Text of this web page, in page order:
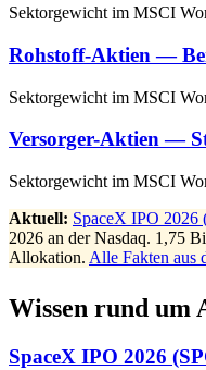
Sektorgewicht im MSCI
Rohstoff-Aktien —
Sektorgewicht im MSCI
Versorger-Aktien —
Sektorgewicht im MSCI
Aktuell: SpaceX IPO 2026
2026 an der Nasdaq. 1,75
Allokation. Alle Fakten aus
Wissen rund um
SpaceX IPO 2026